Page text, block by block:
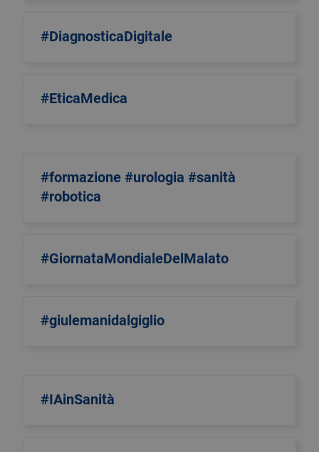
#DiagnosticaDigitale
#EticaMedica
#formazione #urologia #sanità
#robotica
#GiornataMondialeDelMalato
#giulemanidalgiglio
#IAinSanità